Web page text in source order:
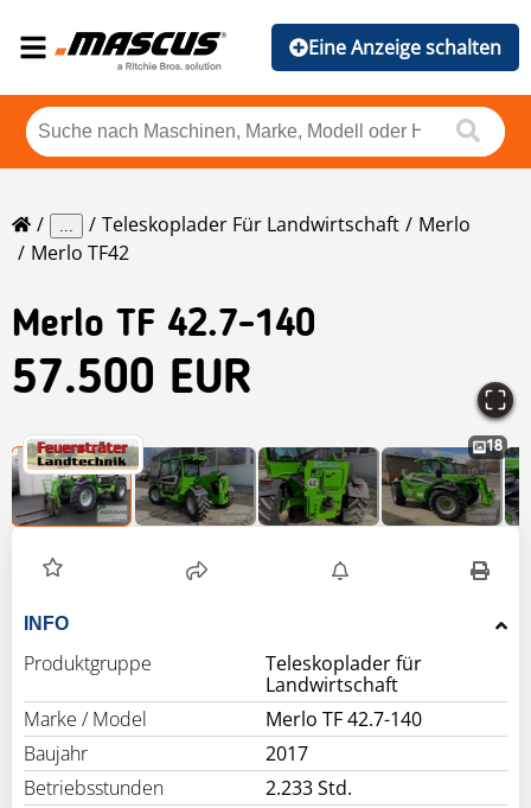
Eine Anzeige schalten
... Teleskoplader Für Landwirtschaft
Merlo
Merlo TF42
Merlo TF 42.7-140
57.500 EUR
18
INFO
Produktgruppe
Teleskoplader für
Landwirtschaft
Marke / Model
Merlo TF 42.7-140
Baujahr
2017
Betriebsstunden
2.233 Std.